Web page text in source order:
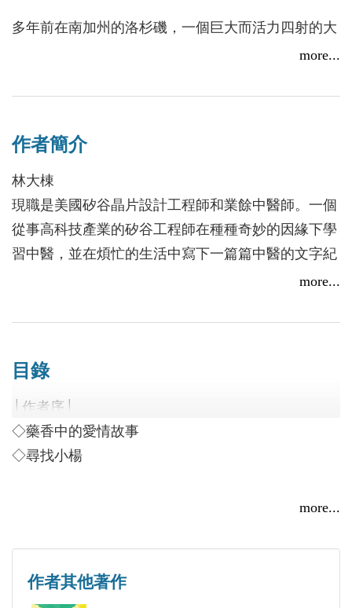
多年前在南加州的洛杉磯，一個巨大而活力四射的大
打誤撞來到「甘醫生的中醫課」，原以為只是一場無
帶他一頭栽進了中醫世界，也栽進了一場意想不到的
動人愛戀……
人們口中的活菩薩「小楊」到底是何方神聖？他和名
醫范雨農之間的師徒情緣，還隱藏了一段預言未來的
找小楊〉而成，以中醫為題材主軸，背景走過美國西
中醫世界，一窺人們在中醫世界中的生活樣貌和情
感。文中穿插淺顯易懂的中醫常識，讓純文學的閱讀
more...
作者簡介
林大棟
現職是美國矽谷晶片設計工程師和業餘中醫師。一個
從事高科技產業的矽谷工程師在種種奇妙的因緣下學
習中醫，並在煩忙的生活中寫下一篇篇中醫的文字紀
綠。他是一位認真勤奮的工程師，一個努力做本分事
師。
他是人間道上的怪咖？
還是遊戲人間的頑童？
搞笑中堅持著對生命的嚴肅，
詼諧裡透露著對大愛的執著。
more...
目錄
│作者序│
◇藥香中的愛情故事
◇尋找小楊
more...
作者其他著作